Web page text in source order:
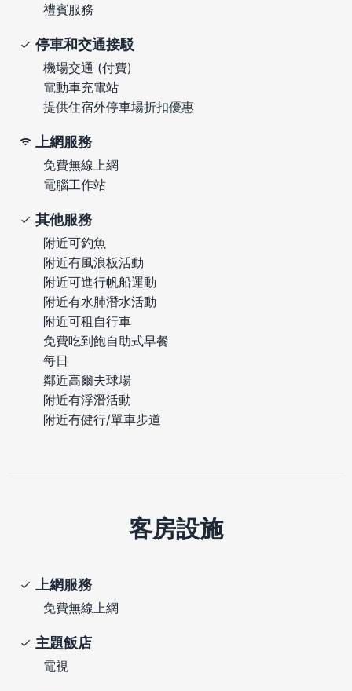
禮賓服務
停車和交通接駁
機場交通 (付費)
電動車充電站
提供住宿外停車場折扣優惠
上網服務
免費無線上網
電腦工作站
其他服務
附近可釣魚
附近有風浪板活動
附近可進行帆船運動
附近有水肺潛水活動
附近可租自行車
免費吃到飽自助式早餐
每日
鄰近高爾夫球場
附近有浮潛活動
附近有健行/單車步道
客房設施
上網服務
免費無線上網
主題飯店
電視